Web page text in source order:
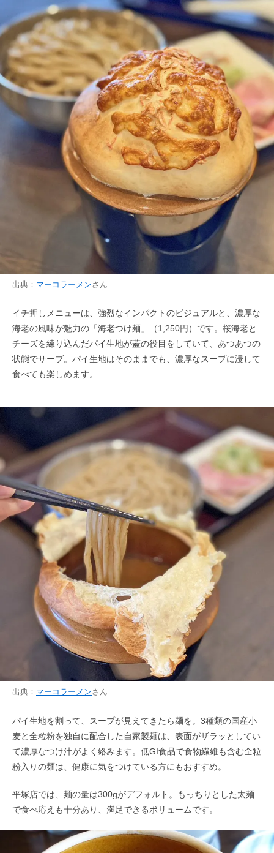
出典： マーコラーメンさん
イチ押しメニューは、強烈なインパクトのビジュアルと、濃厚な
海老の風味が魅力の「海老つけ麺」（1,250円）です。桜海老と
チーズを練り込んだパイ生地が蓋の役目をしていて、あつあつの
状態でサーブ。パイ生地はそのままでも、濃厚なスープに浸して
食べても楽しめます。
出典： マーコラーメンさん
パイ生地を割って、スープが見えてきたら麺を。3種類の国産小
麦と全粒粉を独自に配合した自家製麺は、表面がザラッとしてい
て濃厚なつけ汁がよく絡みます。低GI食品で食物繊維も含む全粒
粉入りの麺は、健康に気をつけている方にもおすすめ。
平塚店では、麺の量は300gがデフォルト。もっちりとした太麺
で食べ応えも十分あり、満足できるボリュームです。